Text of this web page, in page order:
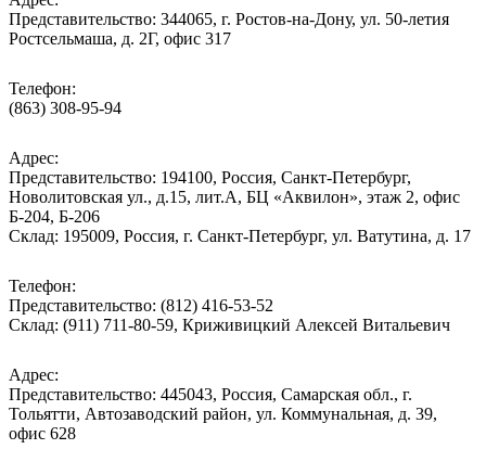
Представительство: 344065, г. Ростов-на-Дону, ул. 50-летия
Ростсельмаша, д. 2Г, офис 317
Телефон:
(863) 308-95-94
Адрес:
Представительство: 194100, Россия, Санкт-Петербург,
Новолитовская ул., д.15, лит.А, БЦ «Аквилон», этаж 2, офис
Б-204, Б-206
Склад: 195009, Россия, г. Санкт-Петербург, ул. Ватутина, д. 17
Телефон:
Представительство: (812) 416-53-52
Склад: (911) 711-80-59, Криживицкий Алексей Витальевич
Адрес:
Представительство: 445043, Россия, Самарская обл., г.
Тольятти, Автозаводский район, ул. Коммунальная, д. 39,
офис 628